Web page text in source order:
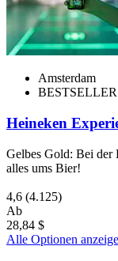
Amsterdam
BESTSELLER
Heineken
Gelbes Gold: Bei der
alles ums Bier!
4,6 (4.125)
Ab
28,84 $
Alle Optionen